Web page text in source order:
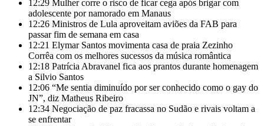
12:29 Mulher corre o risco de ficar cega após brigar com
adolescente por namorado em Manaus
12:26 Ministros de Lula aproveitam aviões da FAB para
passar fim de semana em casa
12:21 Elymar Santos movimenta casa de praia Zezinho
Corrêa com os melhores sucessos da música romântica
12:18 Patrícia Abravanel fica aos prantos durante homenagem
a Silvio Santos
12:06 “Me sentia diminuído por ser conhecido como o gay do
JN”, diz Matheus Ribeiro
12:34 Negociação de paz fracassa no Sudão e rivais voltam a
se enfrentar